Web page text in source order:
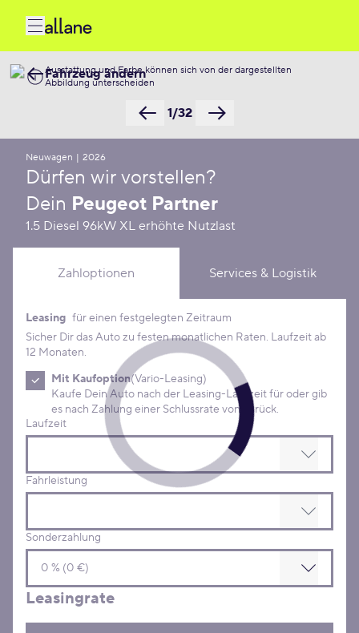
Ausstattung und Farbe können sich von der dargestellten
Abbildung unterscheiden
1/32
Fahrzeug ändern
Neuwagen | 2026
Dürfen wir vorstellen?
Dein Peugeot Partner
1.5 Diesel 96kW XL erhöhte Nutzlast
Zahloptionen Services & Logistik
Leasing Konditionen
Leasing für einen festgelegten Zeitraum
Sicher Dir das Auto zu festen monatlichen Raten. Laufzeit ab
12 Monaten.
Mit Kaufoption(Vario-Leasing)
Kaufe Dein Auto nach der Leasing-Laufzeit für oder gib
es nach Zahlung einer Schlussrate von zurück.
Laufzeit
Fahrleistung
Sonderzahlung
Leasingrate